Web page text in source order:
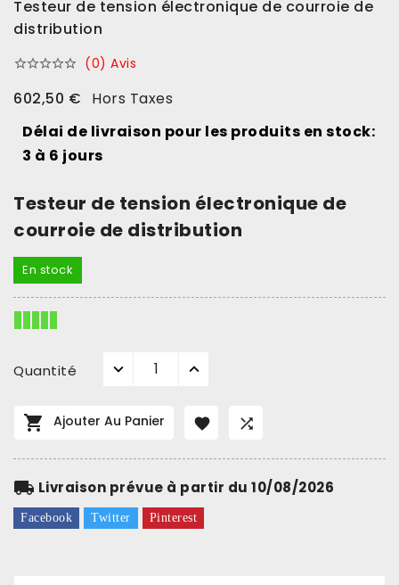
Testeur de tension électronique de courroie de
distribution
 (0) Avis
602,50 €
Hors Taxes
Délai de livraison pour les produits en stock:
3 à 6 jours
Testeur de tension électronique de
courroie de distribution
En stock
Quantité
 Ajouter Au Panier  
local_shipping Livraison prévue à partir du 10/08/2026
Facebook Twitter Pinterest